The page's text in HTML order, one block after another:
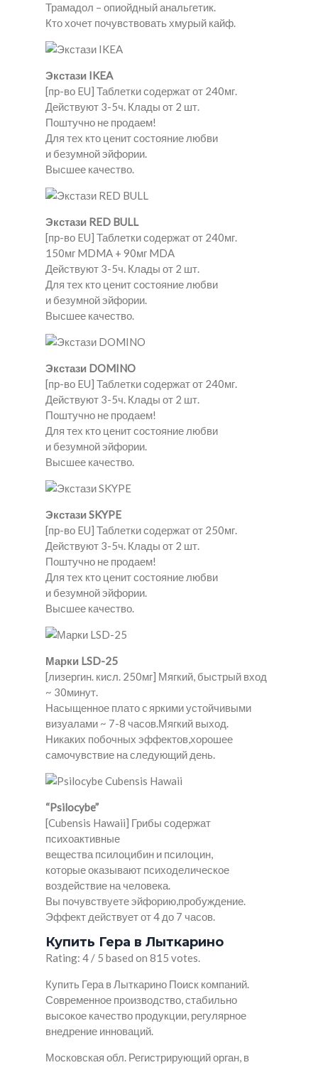
Трамадол – опиойдный анальгетик.
Кто хочет почувствовать хмурый кайф.
Экстази IKEA
[пр-во EU] Таблетки содержат от 240мг.
Действуют 3-5ч. Клады от 2 шт.
Поштучно не продаем!
Для тех кто ценит состояние любви
и безумной эйфории.
Высшее качество.
Экстази RED BULL
[пр-во EU] Таблетки содержат от 240мг.
150мг MDMA + 90мг MDA
Действуют 3-5ч. Клады от 2 шт.
Для тех кто ценит состояние любви
и безумной эйфории.
Высшее качество.
Экстази DOMINO
[пр-во EU] Таблетки содержат от 240мг.
Действуют 3-5ч. Клады от 2 шт.
Поштучно не продаем!
Для тех кто ценит состояние любви
и безумной эйфории.
Высшее качество.
Экстази SKYPE
[пр-во EU] Таблетки содержат от 250мг.
Действуют 3-5ч. Клады от 2 шт.
Поштучно не продаем!
Для тех кто ценит состояние любви
и безумной эйфории.
Высшее качество.
Марки LSD-25
[лизергин. кисл. 250мг] Мягкий, быстрый вход
~ 30минут.
Насыщенное плато c яркими устойчивыми
визуалами ~ 7-8 часов.Мягкий выход.
Никаких побочных эффектов,хорошее
самочувствие на следующий день.
“Psilocybe”
[Cubensis Hawaii] Грибы содержат
психоактивные
вещества псилоцибин и псилоцин,
которые оказывают психоделическое
воздействие на человека.
Вы почувствуете эйфорию,пробуждение.
Эффект действует от 4 до 7 часов.
Купить Гера в Лыткарино
Rating: 4 / 5 based on 815 votes.
Купить Гера в Лыткарино Поиск компаний.
Современное производство, стабильно
высокое качество продукции, регулярное
внедрение инноваций.
Московская обл. Регистрирующий орган, в